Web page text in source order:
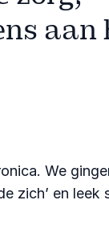
aan
We
zich’ en leek